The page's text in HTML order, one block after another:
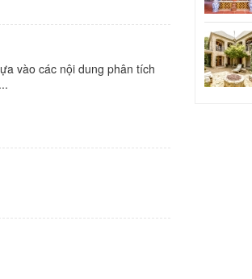
vào các nội dung phân tích